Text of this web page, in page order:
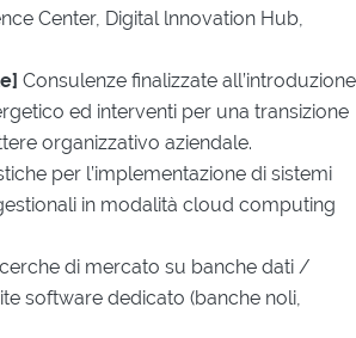
Center, Digital lnnovation Hub,
Consulenze finalizzate all’introduzione
ed interventi per una transizione
organizzativo aziendale.
per l’implementazione di sistemi
in modalità cloud computing
di mercato su banche dati /
software dedicato (banche noli,